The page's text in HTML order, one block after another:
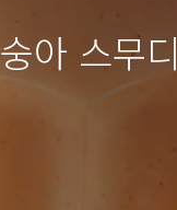
아 스무디